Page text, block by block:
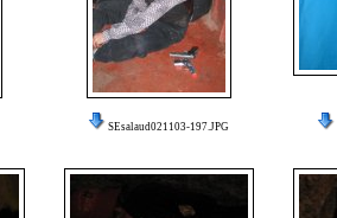
SEsalaud021103-197.JPG